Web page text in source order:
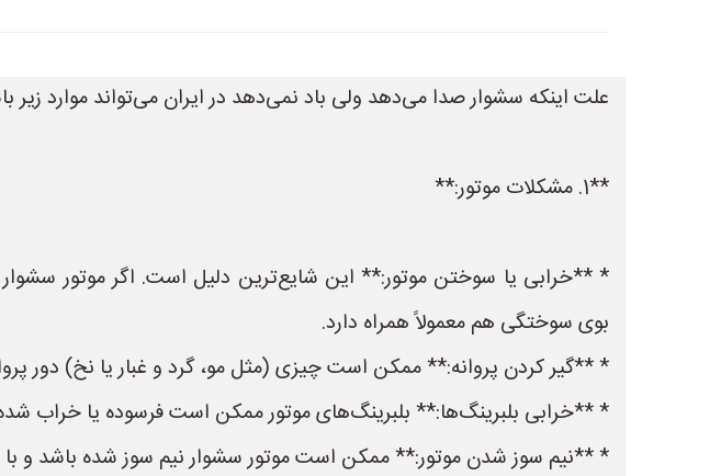
علت اینکه سشوار صدا می‌دهد ولی باد نمی‌دهد در ایران می‌تواند موارد زیر
**1. مشکلات موتور:**
* **خرابی یا سوختن موتور:** این شایع‌ترین دلیل است. اگر موتور سشوار
بوی سوختگی هم معمولاً همراه دارد.
* **گیر کردن پروانه:** ممکن است چیزی (مثل مو، گرد و غبار یا نخ) دور
* **خرابی بلبرینگ‌ها:** بلبرینگ‌های موتور ممکن است فرسوده یا خراب
* **نیم سوز شدن موتور:** ممکن است موتور سشوار نیم سوز شده باشد و با